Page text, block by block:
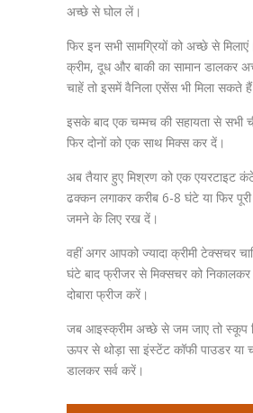
अच्छे से घोल लें।
फिर इन सभी सामग्रियों को अच्छे से
क्रीम, दूध और बाकी का सामान डालकर
चाहें तो इसमें वैनिला एसेंस भी मिला सकते
इसके बाद एक चम्मच की सहायता से सभी
फिर दोनों को एक साथ मिक्स कर दें।
अब तैयार हुए मिश्रण को एक एयरटाइट
ढक्कन लगाकर करीब 6-8 घंटे या फिर
जमने के लिए रख दें।
वहीं अगर आपको ज्यादा क्रीमी टेक्सचर
घंटे बाद फ्रीजर से मिक्सचर को
दोबारा फ्रीज करें।
जब आइस्क्रीम अच्छे से जम जाए तो स्कूप
ऊपर से थोड़ा सा इंस्टेंट कॉफी पाउडर या
डालकर सर्व करें।